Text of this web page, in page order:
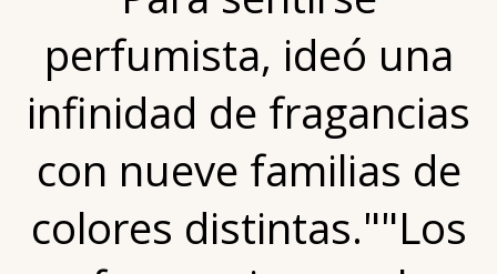
perfumista, ideó una
infinidad de fragancias
con nueve familias de
colores distintas.""Los